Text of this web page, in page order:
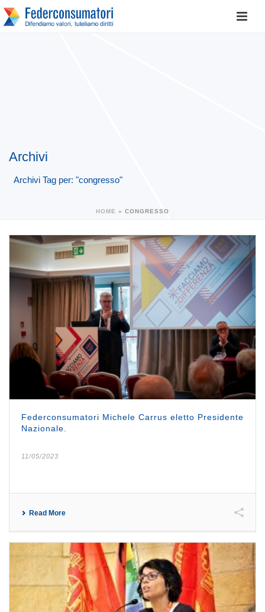
Archivi
Archivi Tag per: "congresso"
HOME » CONGRESSO
Federconsumatori Michele Carrus eletto Presidente
Nazionale.
11/05/2023
Read More